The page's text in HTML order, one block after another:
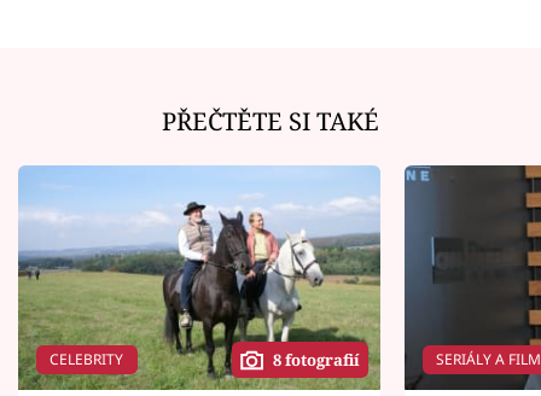
PŘEČTĚTE SI TAKÉ
CELEBRITY 8 fotografií SERIÁLY A